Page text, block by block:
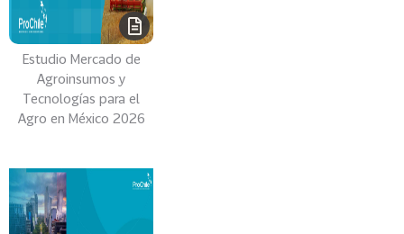
2
0
6
2
2
5
2
Estudio Mercado de
Agroinsumos y
Tecnologías para el
Agro en México 2026